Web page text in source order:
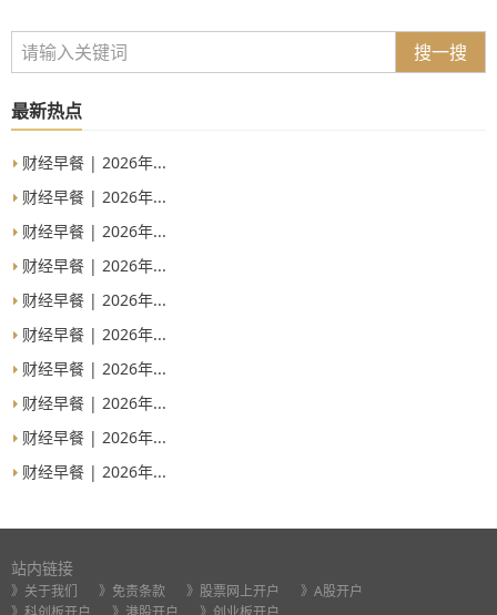
搜一搜
最新热点
财经早餐 | 2026年...
财经早餐 | 2026年...
财经早餐 | 2026年...
财经早餐 | 2026年...
财经早餐 | 2026年...
财经早餐 | 2026年...
财经早餐 | 2026年...
财经早餐 | 2026年...
财经早餐 | 2026年...
财经早餐 | 2026年...
站内链接
》关于我们 》免责条款 》股票网上开户
》A股开户